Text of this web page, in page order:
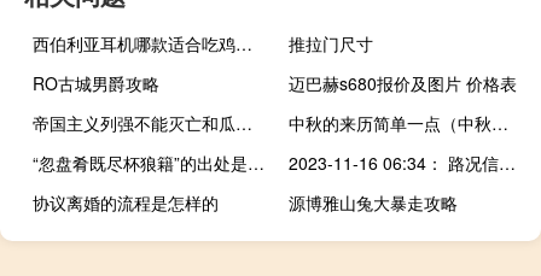
西伯利亚耳机哪款适合吃鸡（西伯利亚耳机）
推拉门尺寸
RO古城男爵攻略
迈巴赫s680报价及图片 价格表
帝国主义列强不能灭亡和瓜分中国的根本原因是什么
中秋的来历简单一点（中秋节的来历100字左右）
“忽盘肴既尽杯狼籍”的出处是哪里
2023-11-16 06:34： 路况信息：2023年11月16日4时25分，武深高速浏醴段沙市收费站附近以北K264处南往北因两车追尾实行交通管制，5时33分解除交通管制，行车道可缓行，至6时30分已恢复正常通行。Sa85Za ​​​
协议离婚的流程是怎样的
源博雅山兔大暴走攻略